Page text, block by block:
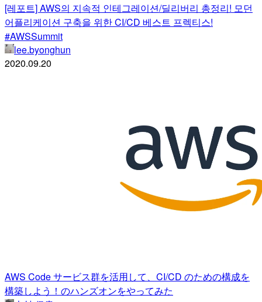
[레포트] AWS의 지속적 인테그레이션/딜리버리 총정리! 모던
어플리케이션 구축을 위한 CI/CD 베스트 프렉티스!
#AWSSummit
lee.byonghun
2020.09.20
AWS Code サービス群を活用して、CI/CD のための構成を
構築しよう！のハンズオンをやってみた